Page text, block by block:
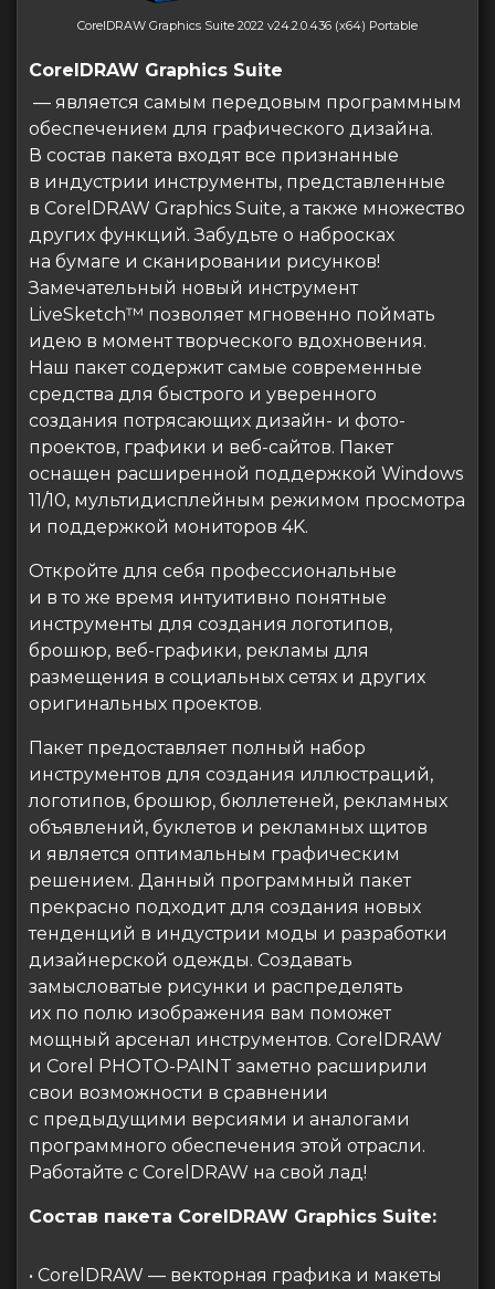
CorelDRAW Graphics Suite 2022 v24.2.0.436 (x64) Portable
CorelDRAW Graphics Suite
— является самым передовым программным
обеспечением для графического дизайна.
В состав пакета входят все признанные
в индустрии инструменты, представленные
в CorelDRAW Graphics Suite, а также множество
других функций. Забудьте о набросках
на бумаге и сканировании рисунков!
Замечательный новый инструмент
LiveSketch™ позволяет мгновенно поймать
идею в момент творческого вдохновения.
Наш пакет содержит самые современные
средства для быстрого и уверенного
создания потрясающих дизайн- и фото-
проектов, графики и веб-сайтов. Пакет
оснащен расширенной поддержкой Windows
11/10, мультидисплейным режимом просмотра
и поддержкой мониторов 4K.
Откройте для себя профессиональные
и в то же время интуитивно понятные
инструменты для создания логотипов,
брошюр, веб-графики, рекламы для
размещения в социальных сетях и других
оригинальных проектов.
Пакет предоставляет полный набор
инструментов для создания иллюстраций,
логотипов, брошюр, бюллетеней, рекламных
объявлений, буклетов и рекламных щитов
и является оптимальным графическим
решением. Данный программный пакет
прекрасно подходит для создания новых
тенденций в индустрии моды и разработки
дизайнерской одежды. Создавать
замысловатые рисунки и распределять
их по полю изображения вам поможет
мощный арсенал инструментов. CorelDRAW
и Corel PHOTO-PAINT заметно расширили
свои возможности в сравнении
с предыдущими версиями и аналогами
программного обеспечения этой отрасли.
Работайте с CorelDRAW на свой лад!
Состав пакета CorelDRAW Graphics Suite:
• CorelDRAW — векторная графика и макеты